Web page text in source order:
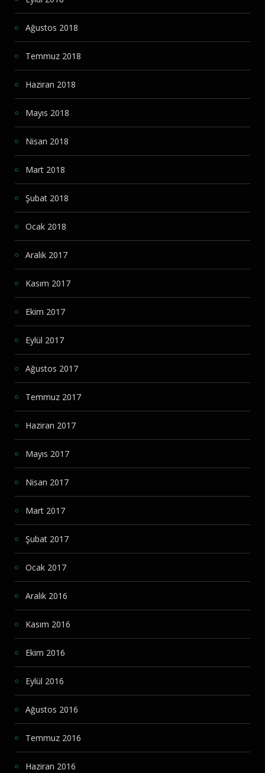
Ağustos 2018
Temmuz 2018
Haziran 2018
Mayıs 2018
Nisan 2018
Mart 2018
Şubat 2018
Ocak 2018
Aralık 2017
Kasım 2017
Ekim 2017
Eylül 2017
Ağustos 2017
Temmuz 2017
Haziran 2017
Mayıs 2017
Nisan 2017
Mart 2017
Şubat 2017
Ocak 2017
Aralık 2016
Kasım 2016
Ekim 2016
Eylül 2016
Ağustos 2016
Temmuz 2016
Haziran 2016